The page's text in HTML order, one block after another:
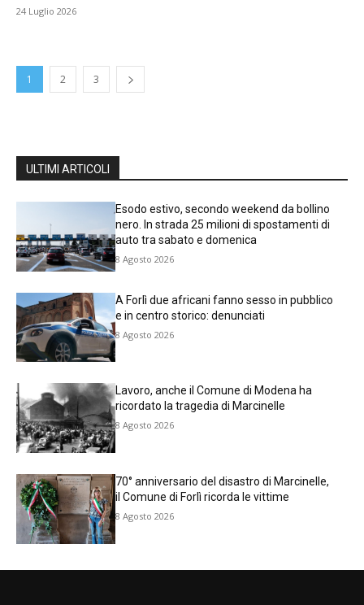
24 Luglio 2026
1 2 3
ULTIMI ARTICOLI
Esodo estivo, secondo weekend da bollino
nero. In strada 25 milioni di spostamenti di
auto tra sabato e domenica
8 Agosto 2026
A Forlì due africani fanno sesso in pubblico
e in centro storico: denunciati
8 Agosto 2026
Lavoro, anche il Comune di Modena ha
ricordato la tragedia di Marcinelle
8 Agosto 2026
70° anniversario del disastro di Marcinelle,
il Comune di Forlì ricorda le vittime
8 Agosto 2026